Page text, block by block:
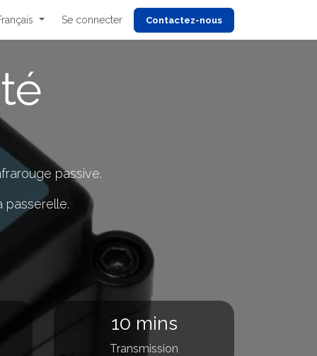
Se connecter Contactez-nous
passive.
passerelle.
10 mins
Transmission